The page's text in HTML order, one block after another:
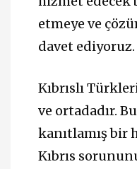
etmeye ve
davet ediyoruz.
Kıbrıslı
ve ortadadır.
kanıtlamış bir
Kıbrıs